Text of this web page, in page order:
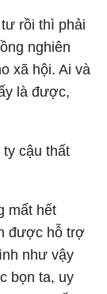
rồi thì phải
nghiên
xã hội. Ai và
là được,
cậu thất
mất hết
được hỗ trợ
như vậy
bọn ta, uy